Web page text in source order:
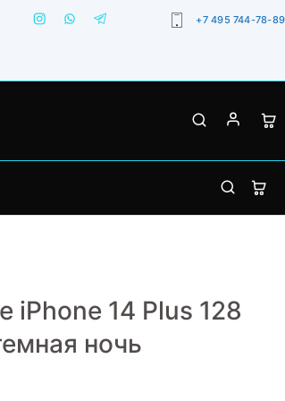
+7 495 744-78-89
iPhone 14 Plus 128
ночь